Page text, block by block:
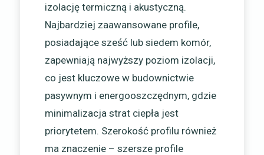
izolację termiczną i akustyczną.
Najbardziej zaawansowane profile,
posiadające sześć lub siedem komór,
zapewniają najwyższy poziom izolacji,
co jest kluczowe w budownictwie
pasywnym i energooszczędnym, gdzie
minimalizacja strat ciepła jest
priorytetem. Szerokość profilu również
ma znaczenie – szersze profile